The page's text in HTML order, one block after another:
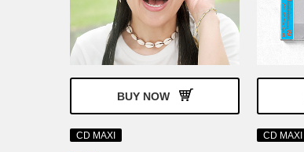
BUY NOW
CD MAXI CD MAXI